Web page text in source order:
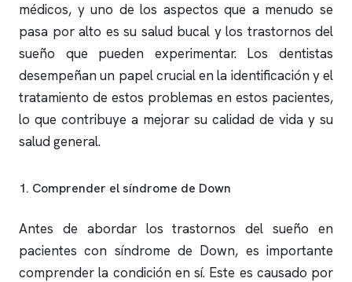
médicos, y uno de los aspectos que a menudo se
pasa por alto es su salud bucal y los trastornos del
sueño que pueden experimentar. Los dentistas
desempeñan un papel crucial en la identificación y el
tratamiento de estos problemas en estos pacientes,
lo que contribuye a mejorar su calidad de vida y su
salud general.
1. Comprender el síndrome de Down
Antes de abordar los trastornos del sueño en
pacientes con síndrome de Down, es importante
comprender la condición en sí. Este es causado por